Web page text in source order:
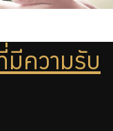
มีความรับ